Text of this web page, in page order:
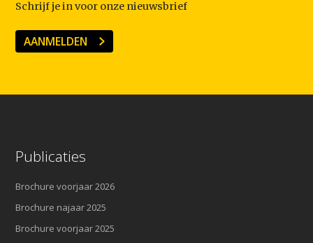
Schrijf je in voor onze nieuwsbrief
AANMELDEN
Publicaties
Brochure voorjaar 2026
Brochure najaar 2025
Brochure voorjaar 2025